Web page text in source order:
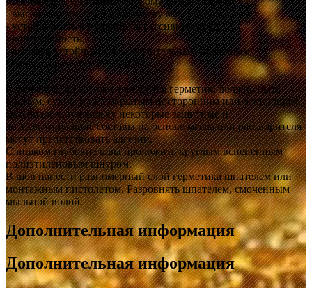
- высокая адгезия к большинству материалов;
- устойчивость к влиянию агрессивных сред;
- долговечность;
- высокая устойчивость к значительным перепадам
температур от -60 до +300 °С.
Основание, на которое наносится герметик, должно быть
чистым, сухим и не покрытым посторонним или отстающим
материалом, поскольку некоторые защитные и
антисептирующие составы на основе масла или растворителя
могут препятствовать адгезии.
Слишком глубокие швы проложить круглым вспененным
полиэтиленовым шнуром.
В шов нанести равномерный слой герметика шпателем или
монтажным пистолетом. Разровнять шпателем, смоченным
мыльной водой.
Дополнительная информация
Дополнительная информация